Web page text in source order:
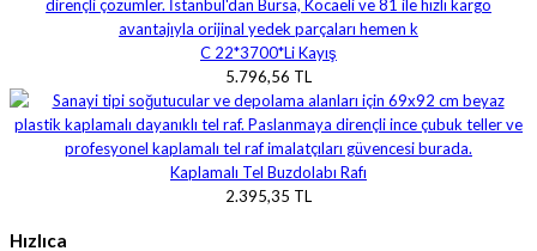
C 22*3700*Li Kayış
5.796,56 TL
Kaplamalı Tel Buzdolabı Rafı
2.395,35 TL
Hızlıca